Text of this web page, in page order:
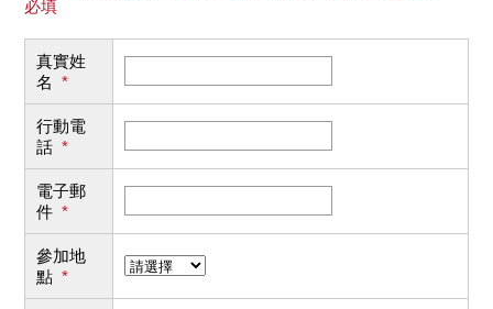
必填
真實姓
名 *
行動電
話 *
電子郵
件 *
參加地
點 *